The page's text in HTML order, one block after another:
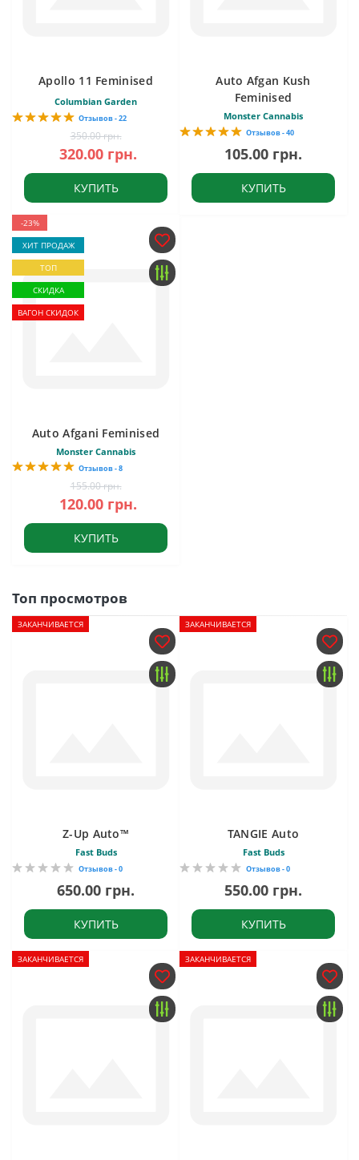
Apollo 11 Feminised
Columbian Garden
Отзывов - 22
350.00 грн.
320.00 грн.
КУПИТЬ
Auto Afgan Kush
Feminised
Monster Cannabis
Отзывов - 40
105.00 грн.
КУПИТЬ
-23%
ХИТ ПРОДАЖ
ТОП
СКИДКА
ВАГОН СКИДОК
Auto Afgani Feminised
Monster Cannabis
Отзывов - 8
155.00 грн.
120.00 грн.
КУПИТЬ
Топ просмотров
ЗАКАНЧИВАЕТСЯ
Z-Up Auto™
Fast Buds
Отзывов - 0
650.00 грн.
КУПИТЬ
ЗАКАНЧИВАЕТСЯ
TANGIE Auto
Fast Buds
Отзывов - 0
550.00 грн.
КУПИТЬ
ЗАКАНЧИВАЕТСЯ ЗАКАНЧИВАЕТСЯ